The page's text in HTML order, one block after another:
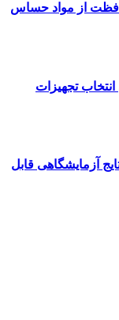
از مواد حساس
تجهیزات
آزمایشگاهی قابل